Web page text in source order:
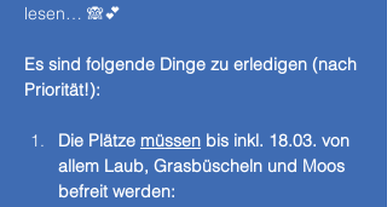
lesen… 🙈💕
Es sind folgende Dinge zu erledigen (nach
Priorität!):
Die Plätze müssen bis inkl. 18.03. von
allem Laub, Grasbüscheln und Moos
befreit werden: